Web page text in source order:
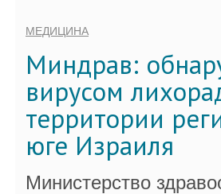
МЕДИЦИНА
Миндрав:
вирусом
территории
юге Израиля
Министерство